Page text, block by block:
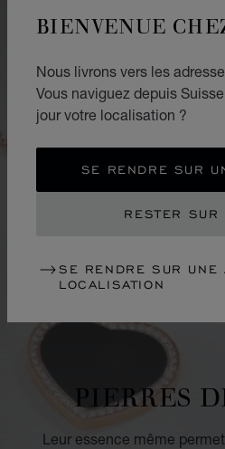
BIENVENUE
Nous livrons vers les
Vous naviguez depuis
jour votre localisation ?
SE RENDRE SUR
RESTER SUR
SE RENDRE SUR UNE
LOCALISATION
PIERRES
Leur essence même